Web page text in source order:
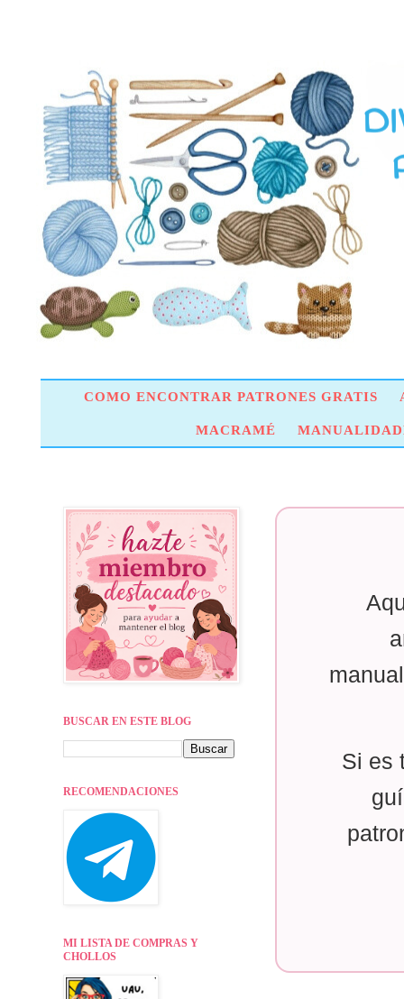
COMO ENCONTRAR PATRONES GRATIS
MACRAMÉ
Si es
BUSCAR EN ESTE BLOG
RECOMENDACIONES
MI LISTA DE COMPRAS Y
CHOLLOS